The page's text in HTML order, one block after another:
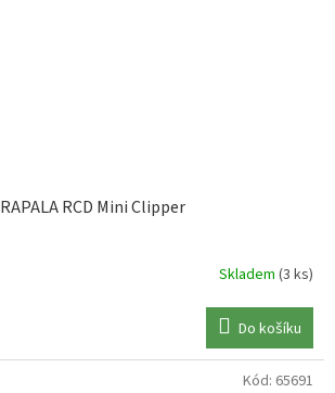
RAPALA RCD Mini Clipper
Skladem (3 ks)
Do košíku
Kód: 65691